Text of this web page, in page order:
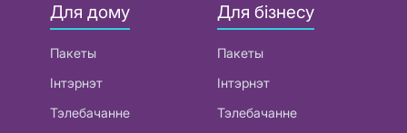
Для дому
Пакеты
Інтэрнэт
Тэлебачанне
Для бізнесу
Пакеты
Інтэрнэт
Тэлебачанне